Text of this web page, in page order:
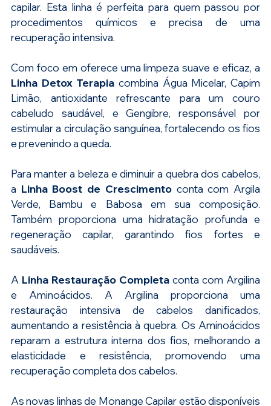
capilar. Esta linha é perfeita para quem passou por
procedimentos químicos e precisa de uma
recuperação intensiva.
Com foco em
Linha Detox Terapia combina Água Micelar, Capim
Limão, antioxidante refrescante para um couro
cabeludo saudável, e Gengibre, responsável por
estimular a circulação sanguínea, fortalecendo os fios
e prevenindo a queda.
Para manter a beleza e diminuir a quebra dos cabelos,
a Linha Boost de Crescimento conta com Argila
Verde, Bambu e Babosa em sua composição.
Também proporciona uma hidratação profunda e
regeneração capilar, garantindo fios fortes e
saudáveis.
A Linha Restauração Completa conta com Argilina
e Aminoácidos. A Argilina proporciona uma
restauração intensiva de cabelos danificados,
aumentando a resistência à quebra. Os Aminoácidos
reparam a estrutura interna dos fios, melhorando a
elasticidade e resistência, promovendo uma
recuperação completa dos cabelos.
As novas linhas de Monange Capilar estão disponíveis